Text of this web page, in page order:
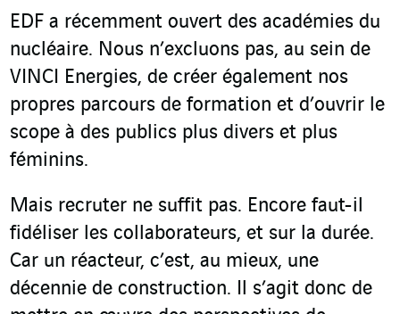
EDF a récemment ouvert des académies du
nucléaire. Nous n’excluons pas, au sein de
VINCI Energies, de créer également nos
propres parcours de formation et d’ouvrir le
scope à des publics plus divers et plus
féminins.
Mais recruter ne suffit pas. Encore faut-il
fidéliser les collaborateurs, et sur la durée.
Car un réacteur, c’est, au mieux, une
décennie de construction. Il s’agit donc de